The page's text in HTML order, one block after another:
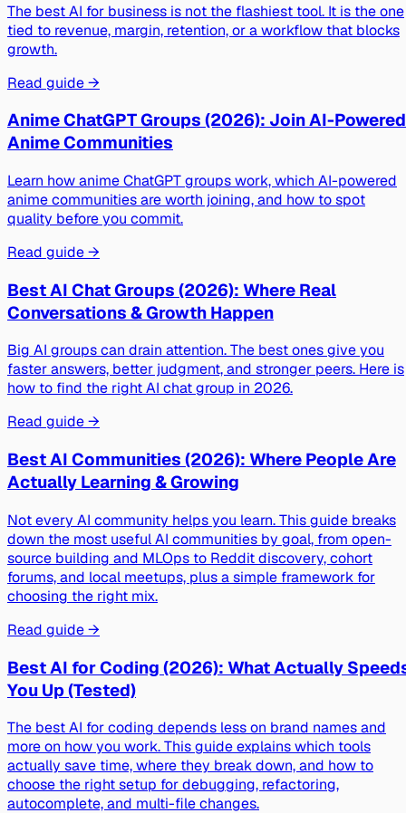
The best AI for business is not the flashiest tool. It is the one
tied to revenue, margin, retention, or a workflow that blocks
growth.
Read guide →
Anime ChatGPT Groups (2026): Join AI-Powered
Anime Communities
Learn how anime ChatGPT groups work, which AI-powered
anime communities are worth joining, and how to spot
quality before you commit.
Read guide →
Best AI Chat Groups (2026): Where Real
Conversations & Growth Happen
Big AI groups can drain attention. The best ones give you
faster answers, better judgment, and stronger peers. Here is
how to find the right AI chat group in 2026.
Read guide →
Best AI Communities (2026): Where People Are
Actually Learning & Growing
Not every AI community helps you learn. This guide breaks
down the most useful AI communities by goal, from open-
source building and MLOps to Reddit discovery, cohort
forums, and local meetups, plus a simple framework for
choosing the right mix.
Read guide →
Best AI for Coding (2026): What Actually
You Up (Tested)
The best AI for coding depends less on brand names and
more on how you work. This guide explains which tools
actually save time, where they break down, and how to
choose the right setup for debugging, refactoring,
autocomplete, and multi-file changes.